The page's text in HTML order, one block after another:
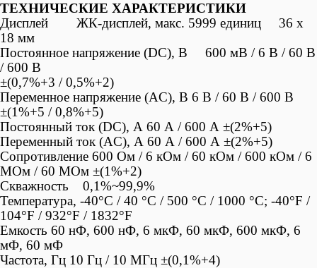
ТЕХНИЧЕСКИЕ ХАРАКТЕРИСТИКИ
Дисплей ЖК-дисплей, макс. 5999 единиц 36 x
18 мм
Постоянное напряжение (DC), В 600 мВ / 6 В / 60 В
/ 600 В
±(0,7%+3 / 0,5%+2)
Переменное напряжение (AC), В 6 В / 60 В / 600 В
±(1%+5 / 0,8%+5)
Постоянный ток (DC), А 60 А / 600 А ±(2%+5)
Переменный ток (AC), А 60 А / 600 А ±(2%+5)
Сопротивление 600 Ом / 6 кОм / 60 кОм / 600 кОм / 6
MОм / 60 MОм ±(1%+2)
Скважность 0,1%~99,9%
Температура, -40°С / 40 °С / 500 °С / 1000 °С; -40°F /
104°F / 932°F / 1832°F
Емкость 60 нФ, 600 нФ, 6 мкФ, 60 мкФ, 600 мкФ, 6
мФ, 60 мФ
Частота, Гц 10 Гц / 10 МГц ±(0,1%+4)